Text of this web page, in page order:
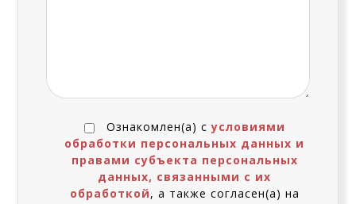
Ознакомлен(а) сусловиями
обработки персональных данных и
правами субъекта персональных
данных, связанными с их
обработкой, а также согласен(а) на